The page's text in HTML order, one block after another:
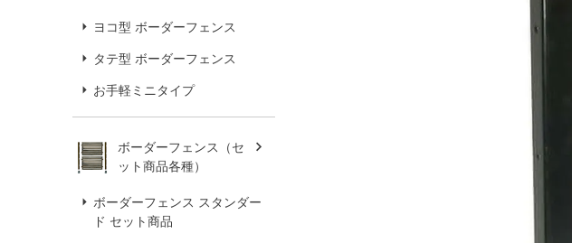
ヨコ型 ボーダーフェンス
タテ型 ボーダーフェンス
お手軽ミニタイプ
ボーダーフェンス（セ
ット商品各種）
ボーダーフェンス スタンダー
ド セット商品